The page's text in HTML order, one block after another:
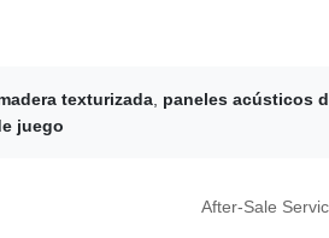
texturizada paneles acústicos
juego
After-Sale